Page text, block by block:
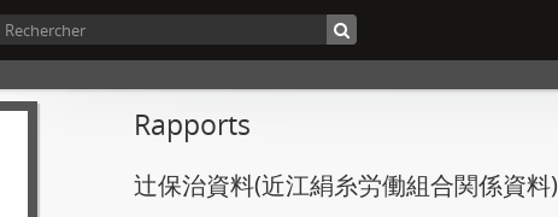
Rapports
辻保治資料(近江絹糸労働組合関係資料)